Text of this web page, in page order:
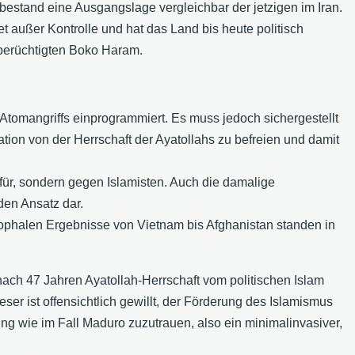
eine Ausgangslage vergleichbar der jetzigen im Iran.
außer Kontrolle und hat das Land bis heute politisch
Boko Haram.
einprogrammiert. Es muss jedoch sichergestellt
von der Herrschaft der Ayatollahs zu befreien und damit
sondern gegen Islamisten. Auch die damalige
Ansatz dar.
Ergebnisse von Vietnam bis Afghanistan standen in
47 Jahren Ayatollah-Herrschaft vom politischen Islam
ist offensichtlich gewillt, der Förderung des Islamismus
wie im Fall Maduro zuzutrauen, also ein minimalinvasiver,